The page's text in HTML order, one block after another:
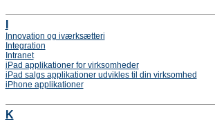
Innovation og iværksætteri
Integration
Intranet
iPad applikationer for virksomheder
iPad salgs applikationer udvikles til din virksomhed
iPhone applikationer
K